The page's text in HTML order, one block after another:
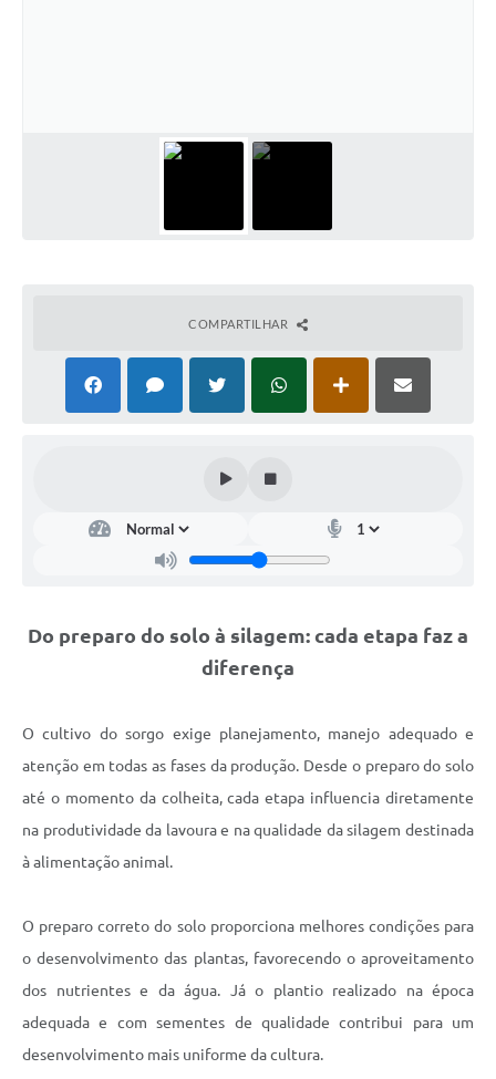
Galeria de Vídeos
Notícias
COMPARTILHAR
Do preparo do solo à silagem: cada etapa faz a
diferença
O cultivo do sorgo exige planejamento, manejo adequado e
atenção em todas as fases da produção. Desde o preparo do solo
até o momento da colheita, cada etapa influencia diretamente
na produtividade da lavoura e na qualidade da silagem destinada
à alimentação animal.
O preparo correto do solo proporciona melhores condições para
o desenvolvimento das plantas, favorecendo o aproveitamento
dos nutrientes e da água. Já o plantio realizado na época
adequada e com sementes de qualidade contribui para um
desenvolvimento mais uniforme da cultura.